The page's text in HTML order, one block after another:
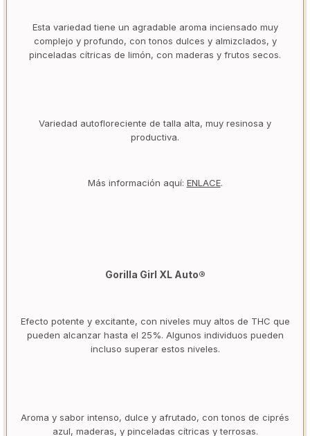
Esta variedad tiene un agradable aroma inciensado muy
complejo y profundo, con tonos dulces y almizclados, y
pinceladas cítricas de limón, con maderas y frutos secos.
Variedad autofloreciente de talla alta, muy resinosa y
productiva.
Más información aquí: ENLACE.
Gorilla Girl XL Auto®
Efecto potente y excitante, con niveles muy altos de THC que
pueden alcanzar hasta el 25%. Algunos individuos pueden
incluso superar estos niveles.
Aroma y sabor intenso, dulce y afrutado, con tonos de ciprés
azul, maderas, y pinceladas cítricas y terrosas.